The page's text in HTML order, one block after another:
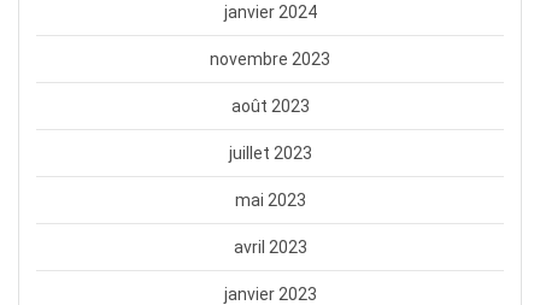
janvier 2024
novembre 2023
août 2023
juillet 2023
mai 2023
avril 2023
janvier 2023